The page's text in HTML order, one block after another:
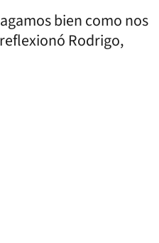
bien como nos
Rodrigo,